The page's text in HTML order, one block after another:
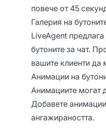
повече от 45
Галерия на
LiveAgent
бутоните за чат.
вашите клиенти да
Анимации на
Анимациите могат
Добавете
ангажираността.